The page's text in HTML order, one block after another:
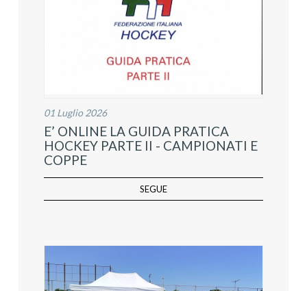
01 Luglio 2026
E’ ONLINE LA GUIDA PRATICA
HOCKEY PARTE II - CAMPIONATI E
COPPE
SEGUE